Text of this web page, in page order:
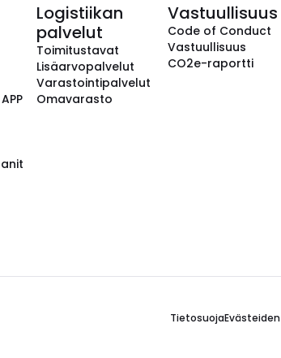
Logistiikan
palvelut
Toimitustavat
Lisäarvopalvelut
Varastointipalvelut
Omavarasto
Vastuullisuus
Code of Conduct
Vastuullisuus
CO2e-raportti
Tietosuoja